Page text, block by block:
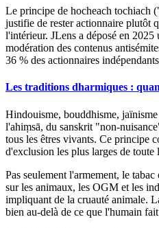
Le principe de hocheach tochiach
justifie de rester actionnaire plutôt
l'intérieur. JLens a déposé en
modération des contenus
36 % des actionnaires
Les traditions dharmiques :
Hindouisme, bouddhisme,
l'ahiṃsā, du sanskrit "non-
tous les êtres vivants. Ce principe
d'exclusion les plus larges de toute
Pas seulement l'armement, le
sur les animaux, les OGM et les
impliquant de la cruauté animale.
bien au-delà de ce que l'humain